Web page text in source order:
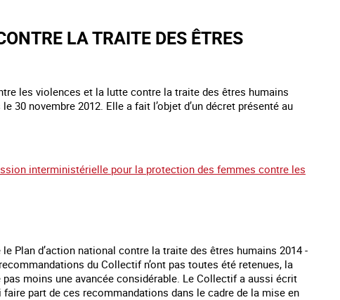
LA TRAITE DES ÊTRES
les violences et la lutte contre la traite des êtres humains
novembre 2012. Elle a fait l’objet d’un décret présenté au
interministérielle pour la protection des femmes contre les
Plan d’action national contre la traite des êtres humains 2014 -
du Collectif n’ont pas toutes été retenues, la
pas moins une avancée considérable. Le Collectif a aussi écrit
part de ces recommandations dans le cadre de la mise en